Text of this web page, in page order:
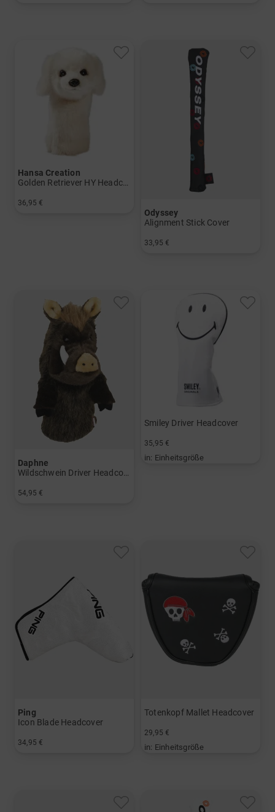
Hansa Creation
Golden Retriever HY Headcover
36,95 €
Odyssey
Alignment Stick Cover
33,95 €
Daphne
54,95 €
Smiley Driver Headcover
35,95 €
in: Einheitsgröße
Ping
Icon Blade Headcover
34,95 €
Totenkopf Mallet Headcover
29,95 €
in: Einheitsgröße